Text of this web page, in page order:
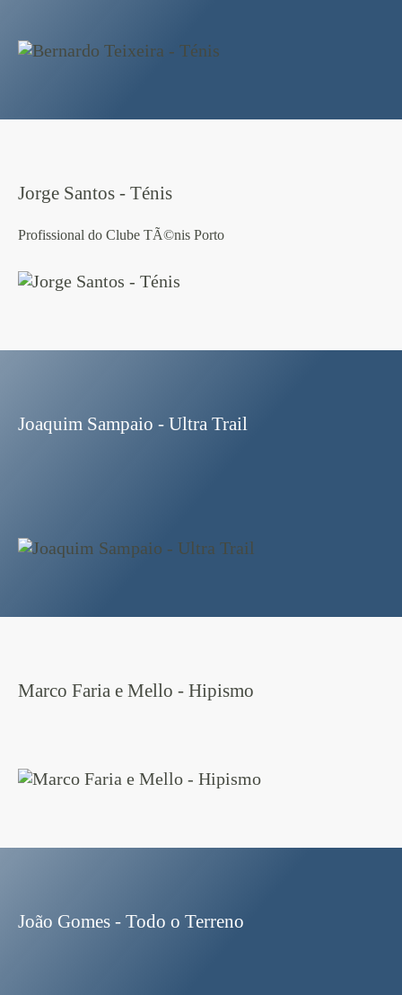
Jorge Santos - Ténis
Profissional do Clube TÃ©nis Porto
Joaquim Sampaio - Ultra Trail
Marco Faria e Mello - Hipismo
João Gomes - Todo o Terreno